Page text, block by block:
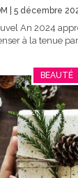
| 5 décembre
An 2024
à la tenue
BEAUTÉ